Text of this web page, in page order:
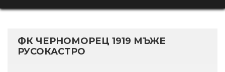
ФК ЧЕРНОМОРЕЦ 1919 МЪЖЕ
РУСОКАСТРО